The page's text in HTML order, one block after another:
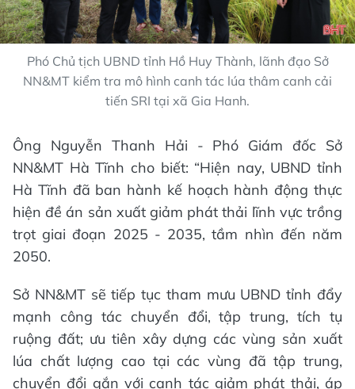
Phó Chủ tịch UBND tỉnh Hồ Huy Thành, lãnh đạo Sở
NN&MT kiểm tra mô hình canh tác lúa thâm canh cải
tiến SRI tại xã Gia Hanh.
Ông Nguyễn Thanh Hải - Phó Giám đốc Sở
NN&MT Hà Tĩnh cho biết: “Hiện nay, UBND tỉnh
Hà Tĩnh đã ban hành kế hoạch hành động thực
hiện đề án sản xuất giảm phát thải lĩnh vực trồng
trọt giai đoạn 2025 - 2035, tầm nhìn đến năm
2050.
Sở NN&MT sẽ tiếp tục tham mưu UBND tỉnh đẩy
mạnh công tác chuyển đổi, tập trung, tích tụ
ruộng đất; ưu tiên xây dựng các vùng sản xuất
lúa chất lượng cao tại các vùng đã tập trung,
chuyển đổi gắn với canh tác giảm phát thải, áp